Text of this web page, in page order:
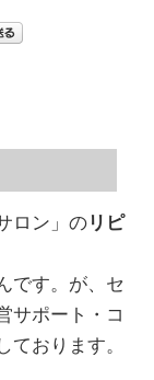
ロン」の リピ
です。が、セ
サポート・コ
ております。